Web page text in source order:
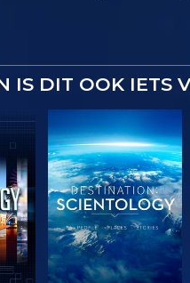
IS DIT OOK IETS